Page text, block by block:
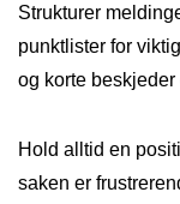
Strukturer
punktlister for
og korte
Hold alltid en
saken er